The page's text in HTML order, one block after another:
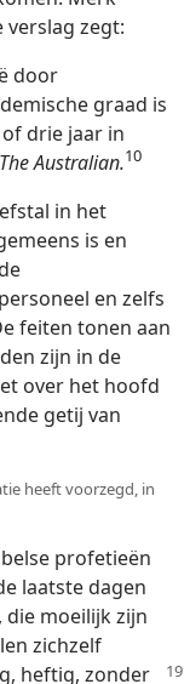
zegt:
door
graad is
drie jaar in
The Australian.10
in het
is en
en zelfs
feiten tonen aan
zijn in de
over het hoofd
getij van
heeft voorzegd, in
profetieën
laatste dagen
die moeilijk zijn
zichzelf
heftig, zonder